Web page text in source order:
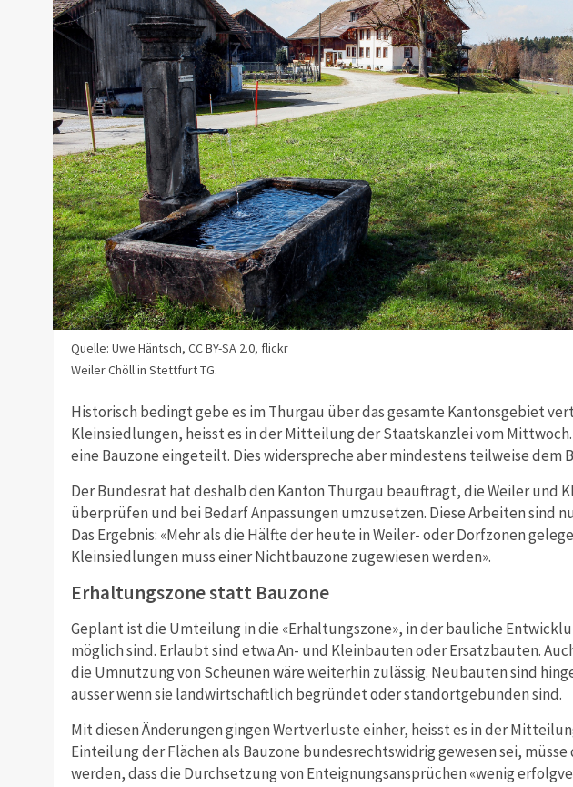
Quelle: Uwe Häntsch, CC BY-SA 2.0, flickr
Weiler Chöll in Stettfurt TG.
Historisch bedingt gebe es im Thurgau über das gesamte Kantonsgebiet
Kleinsiedlungen, heisst es in der Mitteilung der Staatskanzlei vom Mittwoch.
eine Bauzone eingeteilt. Dies widerspreche aber mindestens teilweise dem
Der Bundesrat hat deshalb den Kanton Thurgau beauftragt, die Weiler und
überprüfen und bei Bedarf Anpassungen umzusetzen. Diese Arbeiten sind
Das Ergebnis: «Mehr als die Hälfte der heute in Weiler- oder Dorfzonen
Kleinsiedlungen muss einer Nichtbauzone zugewiesen werden».
Erhaltungszone statt Bauzone
Geplant ist die Umteilung in die «Erhaltungszone», in der bauliche
möglich sind. Erlaubt sind etwa An- und Kleinbauten oder Ersatzbauten.
die Umnutzung von Scheunen wäre weiterhin zulässig. Neubauten sind
ausser wenn sie landwirtschaftlich begründet oder standortgebunden sind.
Mit diesen Änderungen gingen Wertverluste einher, heisst es in der
Einteilung der Flächen als Bauzone bundesrechtswidrig gewesen sei, müsse
werden, dass die Durchsetzung von Enteignungsansprüchen «wenig